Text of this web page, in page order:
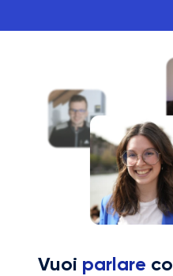
Vuoi parlare